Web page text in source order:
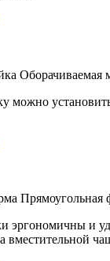
Оборачиваемая
можно
Прямоугольная
эргономичны и
вместительной